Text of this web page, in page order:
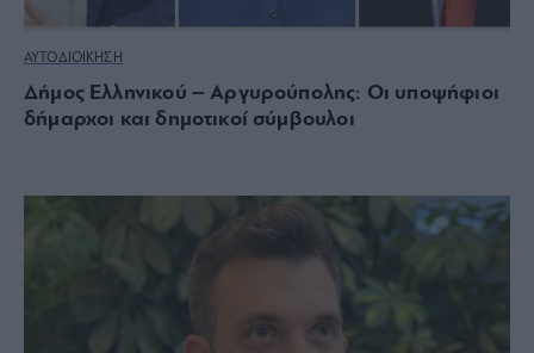
ΑΥΤΟΔΙΟΙΚΗΣΗ
Δήμος Ελληνικού – Αργυρούπολης: Οι υποψήφιοι
δήμαρχοι και δημοτικοί σύμβουλοι